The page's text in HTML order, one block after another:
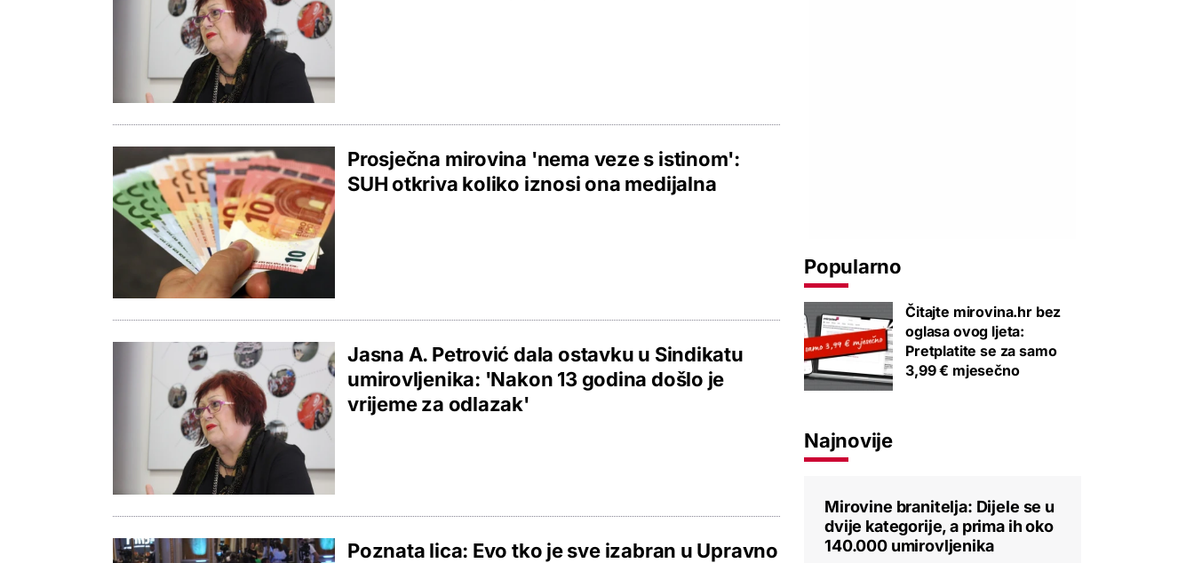
Prosječna mirovina 'nema veze s istinom':
SUH otkriva koliko iznosi ona medijalna
Jasna A. Petrović dala ostavku u Sindikatu
umirovljenika: 'Nakon 13 godina došlo je
vrijeme za odlazak'
Poznata lica: Evo tko je sve izabran u Upravno
Popularno
Čitajte mirovina.hr bez
oglasa ovog ljeta:
Pretplatite se za samo
3,99 € mjesečno
Najnovije
Mirovine branitelja: Dijele se u
dvije kategorije, a prima ih oko
140.000 umirovljenika